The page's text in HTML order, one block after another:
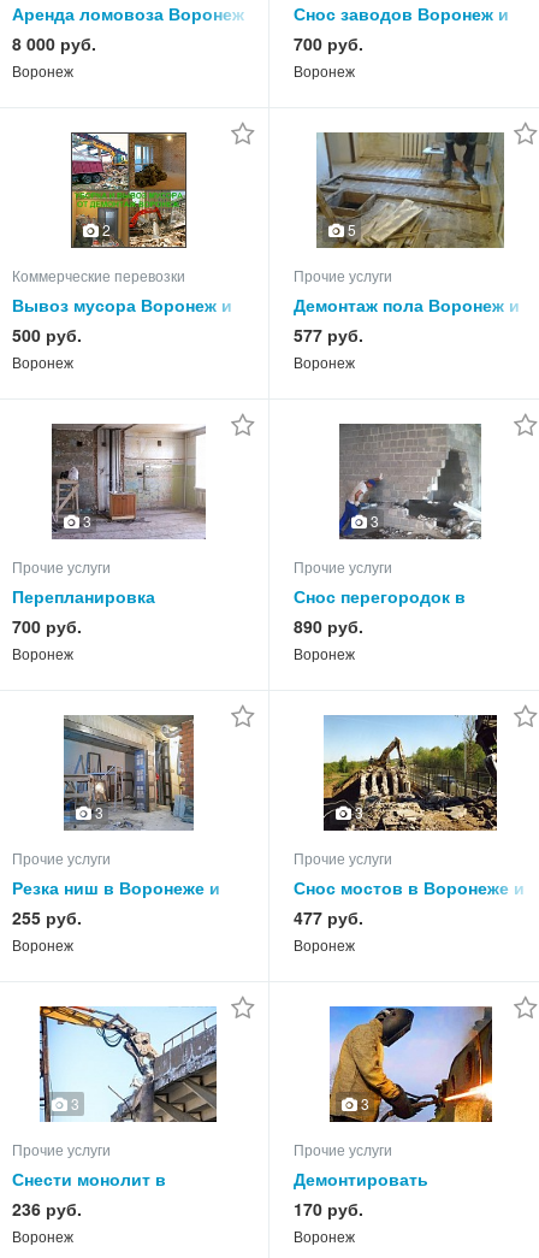
Аренда ломовоза Воронеж
и ломовоз с
манипулятором в
Воронежской области
8 000 руб.
Воронеж
Снос заводов Воронеж и
демонтаж завод здание в
Воронежской области
700 руб.
Воронеж
2
Коммерческие перевозки
Вывоз мусора Воронеж и
вывоз строительного
мусора в Воронежской
области
500 руб.
Воронеж
5
Прочие услуги
Демонтаж пола Воронеж и
демонтаж полов в
квартире в Воронежской
области
577 руб.
Воронеж
3
Прочие услуги
Перепланировка
перегородок в Воронеже и
перепланировка в
квартире в Воронежской
700 руб.
Воронеж
3
Прочие услуги
Снос перегородок в
Воронеже и демонтаж
перегородки в
Воронежской области
890 руб.
Воронеж
3
Прочие услуги
Резка ниш в Воронеже и
демонтаж ниши в
Воронежской области
255 руб.
Воронеж
3
Прочие услуги
Снос мостов в Воронеже и
демонтаж моста в
Воронежской области
477 руб.
Воронеж
3
Прочие услуги
Снести монолит в
Воронеже и демонтаж
монолитной конструкции
в Воронежской области
236 руб.
Воронеж
3
Прочие услуги
Демонтировать
металлоконструкцию в
Воронеже, снести
металлоконструкции
170 руб.
Воронеж